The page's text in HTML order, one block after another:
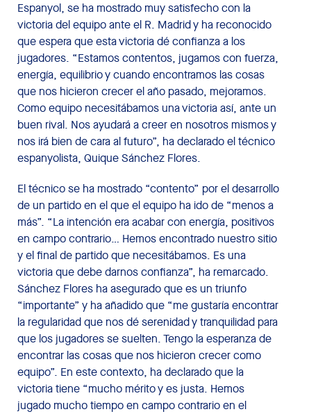
Espanyol, se ha mostrado muy satisfecho con la
victoria del equipo ante el R. Madrid y ha reconocido
que espera que esta victoria dé confianza a los
jugadores. “Estamos contentos, jugamos con fuerza,
energía, equilibrio y cuando encontramos las cosas
que nos hicieron crecer el año pasado, mejoramos.
Como equipo necesitábamos una victoria así, ante un
buen rival. Nos ayudará a creer en nosotros mismos y
nos irá bien de cara al futuro”, ha declarado el técnico
espanyolista, Quique Sánchez Flores.
El técnico se ha mostrado “contento” por el desarrollo
de un partido en el que el equipo ha ido de “menos a
más”. “La intención era acabar con energía, positivos
en campo contrario… Hemos encontrado nuestro sitio
y el final de partido que necesitábamos. Es una
victoria que debe darnos confianza”, ha remarcado.
Sánchez Flores ha asegurado que es un triunfo
“importante” y ha añadido que “me gustaría encontrar
la regularidad que nos dé serenidad y tranquilidad para
que los jugadores se suelten. Tengo la esperanza de
encontrar las cosas que nos hicieron crecer como
equipo”. En este contexto, ha declarado que la
victoria tiene “mucho mérito y es justa. Hemos
jugado mucho tiempo en campo contrario en el